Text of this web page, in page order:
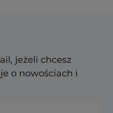
jeżeli chcesz
o nowościach i